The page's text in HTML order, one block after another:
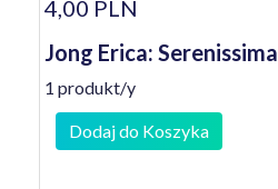
4,00 PLN
Jong Erica: Serenissima
1 produkt/y
Dodaj do Koszyka